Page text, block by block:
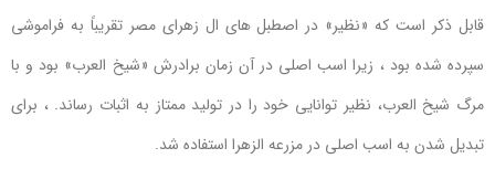
قابل ذکر است که «نظیر» در اصطبل های ال زهرای مصر تقریباً به فراموشی
سپرده شده بود ، زیرا اسب اصلی در آن زمان برادرش «شیخ العرب» بود و با
مرگ شیخ العرب، نظیر توانایی خود را در تولید ممتاز به اثبات رساند. ، برای
تبدیل شدن به اسب اصلی در مزرعه الزهرا استفاده شد.